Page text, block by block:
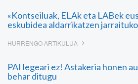
«Kontseiluak, ELAk eta LABek
eskubidea aldarrikatzen
HURRENGO ARTIKULUA
PAI legeari ez! Astakeria honen
behar ditugu